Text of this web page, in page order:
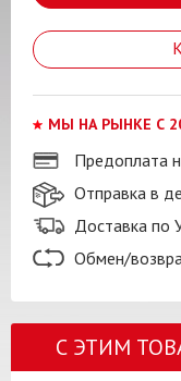
МЫ НА РЫНКЕ С
Предоплата
Отправка в
Доставка по
Обмен/
С ЭТИМ